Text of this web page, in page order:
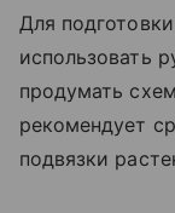
Для
использовать
продумать
рекомендует
подвязки